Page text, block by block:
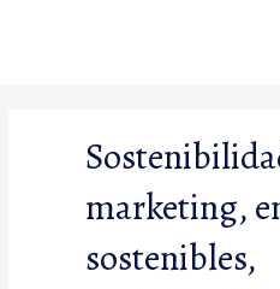
marketing,
sostenibles,